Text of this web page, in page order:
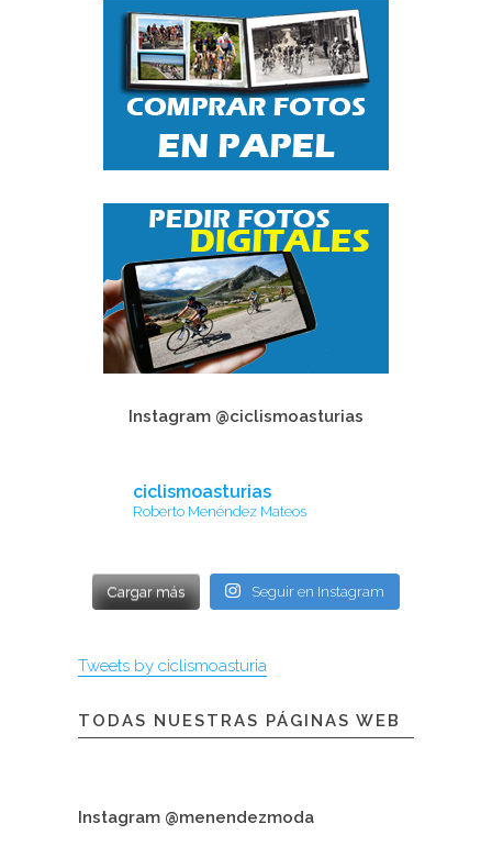
Instagram @ciclismoasturias
ciclismoasturias
Roberto Menéndez Mateos
Cargar más Seguir en Instagram
Tweets by ciclismoasturia
TODAS NUESTRAS PÁGINAS WEB
Instagram @menendezmoda